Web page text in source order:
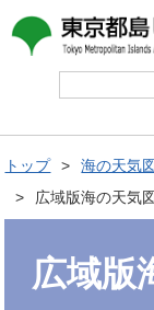
トップ 海の天気図
広域版海の天気
広域版